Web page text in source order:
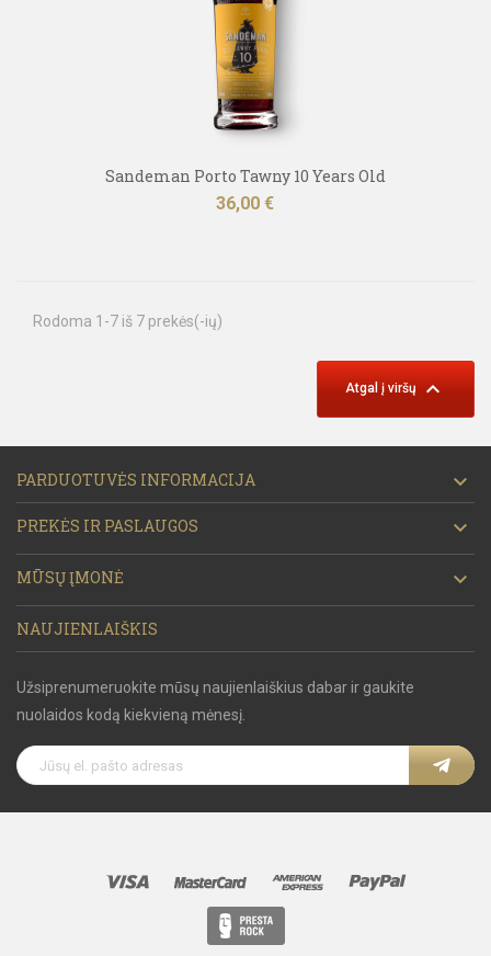
Sandeman Porto Tawny 10 Years Old
Kaina
36,00 €
Rodoma 1-7 iš 7 prekės(-ių)
Atgal į viršų 
PARDUOTUVĖS INFORMACIJA 
PREKĖS IR PASLAUGOS 
MŪSŲ ĮMONĖ 
NAUJIENLAIŠKIS
Užsiprenumeruokite mūsų naujienlaiškius dabar ir gaukite
nuolaidos kodą kiekvieną mėnesį.